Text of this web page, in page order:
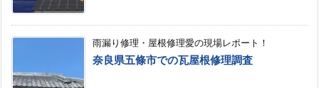
雨漏り修理・屋根修理愛の現場レポート！
奈良県五條市での瓦屋根修理調査